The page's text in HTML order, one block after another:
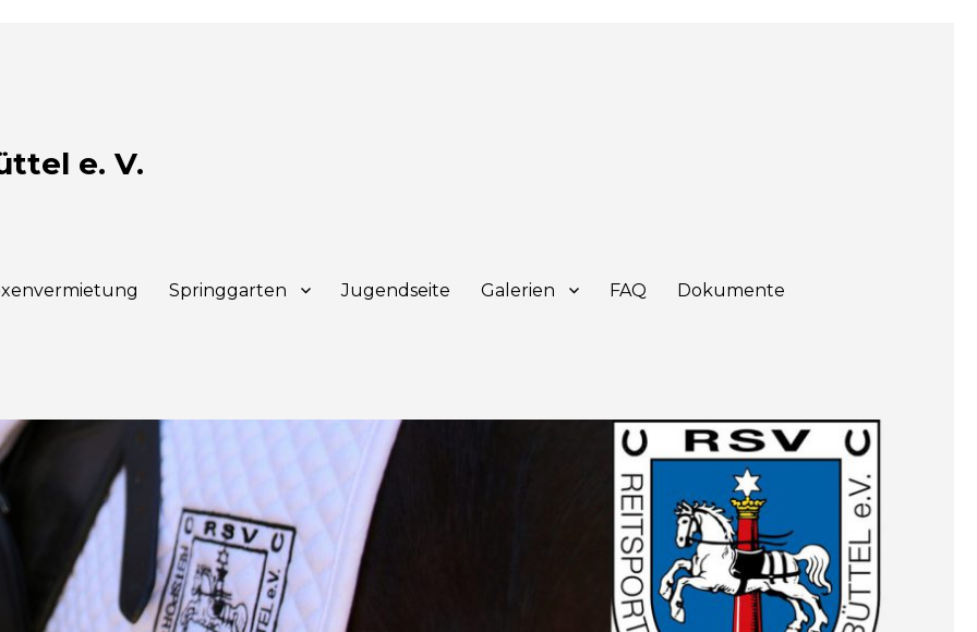
e. V.
Springgarten Jugendseite Galerien FAQ Dokumente